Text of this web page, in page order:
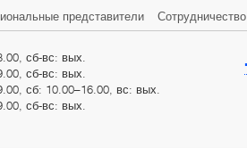
сб-вс: вых.
сб-вс: вых.
сб: 10.00–16.00, вс: вых.
сб-вс: вых.
представители Сотрудничество